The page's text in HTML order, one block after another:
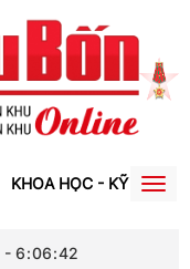
KHOA HỌC - KỸ THUẬT
- 6:06:43